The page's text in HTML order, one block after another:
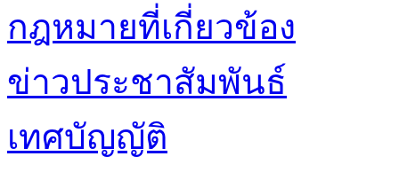
กฎหมายที่เกี่ยวข้อง
ข่าวประชาสัมพันธ์
เทศบัญญัติ